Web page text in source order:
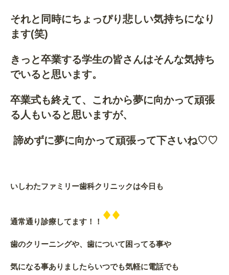
それと同時にちょっぴり悲しい気持ちになり
ます(笑)
きっと卒業する学生の皆さんはそんな気持ち
でいると思います。
卒業式も終えて、これから夢に向かって頑張
る人もいると思いますが、
諦めずに夢に向かって頑張って下さいね♡♡
いしわたファミリー歯科クリニックは今日も
通常通り診療してます！！
歯のクリーニングや、歯について困ってる事や
気になる事ありましたらいつでも気軽に電話でも